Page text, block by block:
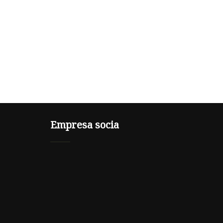
Empresa socia